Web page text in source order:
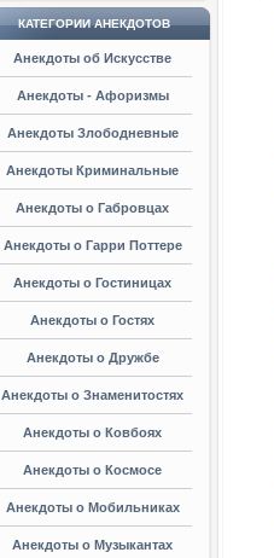
КАТЕГОРИИ АНЕКДОТОВ
Анекдоты об Искусстве
Анекдоты - Афоризмы
Анекдоты Злободневные
Анекдоты Криминальные
Анекдоты о Габровцах
Анекдоты о Гарри Поттере
Анекдоты о Гостиницах
Анекдоты о Гостях
Анекдоты о Дружбе
Анекдоты о Знаменитостях
Анекдоты о Ковбоях
Анекдоты о Космосе
Анекдоты о Мобильниках
Анекдоты о Музыкантах